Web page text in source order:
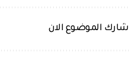
شارك الموضوع الان